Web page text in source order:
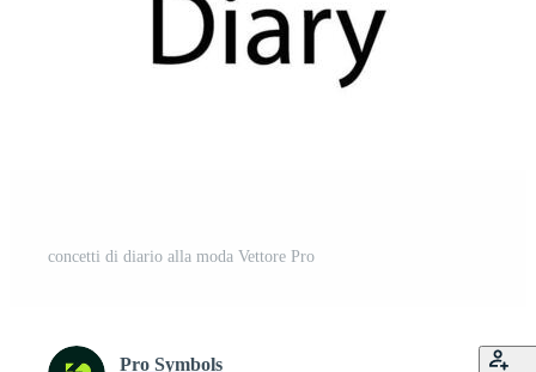
concetti di diario alla moda Vettore Pro
Pro Symbols